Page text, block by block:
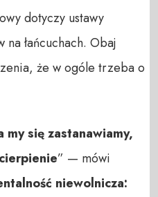
dotyczy ustawy
łańcuchach. Obaj
że w ogóle trzeba o
my się zastanawiamy,
” — mówi
niewolnicza: